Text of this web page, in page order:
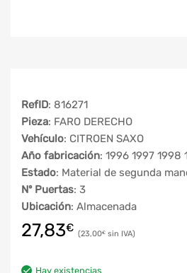
RefID: 816271
Pieza: FARO DERECHO
Vehículo: CITROEN SAXO
Año fabricación: 1996 1997 1998
Estado: Material de segunda
Nº Puertas: 3
Ubicación: Almacenada
27,83€ 23,00€
Hay existencias